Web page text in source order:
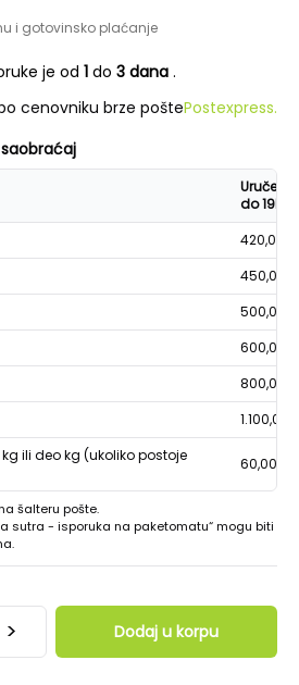
i gotovinsko plaćanje
je od 1 do 3 dana .
cenovniku brze poštePostexpress.
Uručenje
do 19h
420,00
450,00
500,00
600,00
800,00
1.100,00
ili deo kg (ukoliko postoje
60,00
šalteru pošte.
sutra - isporuka na paketomatu“ mogu biti
> Dodaj u korpu